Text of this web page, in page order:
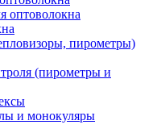
оптоволокна
пирометры)
(пирометры и
и монокуляры